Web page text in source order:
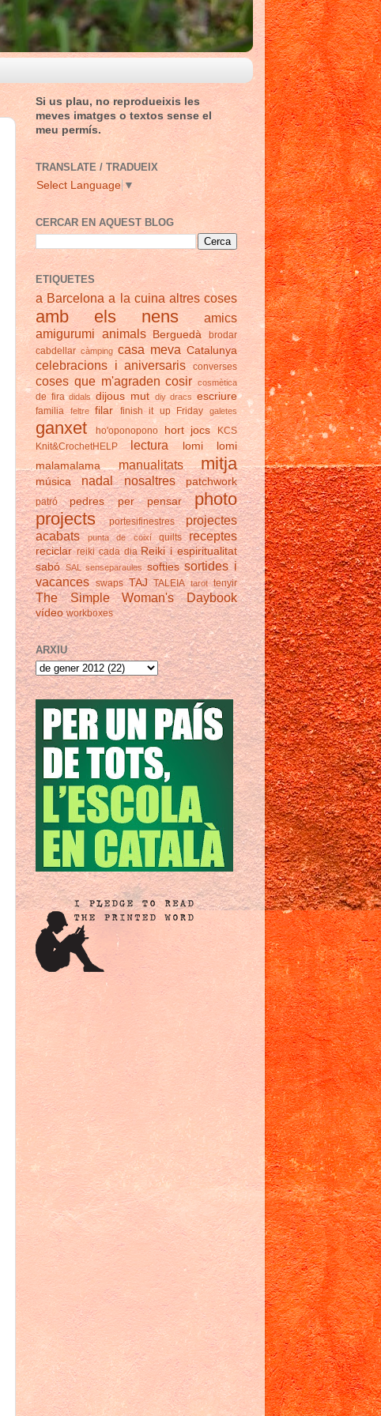
Si us plau, no reprodueixis les
meves imatges o textos sense el
meu permís.
TRANSLATE / TRADUEIX
Select Language ▼
CERCAR EN AQUEST BLOG
ETIQUETES
a Barcelona a la cuina altres coses
amb els nens
amics
amigurumi animals Berguedà
brodar
cabdellar càmping casa meva Catalunya
celebracions i aniversaris converses
coses que m'agraden cosir cosmètica
de fira didals dijous mut diy dracs escriure
familia feltre filar finish it up Friday galetes
ganxet ho'oponopono hort jocs
KCS
Knit&CrochetHELP
lectura
lomi lomi
malamalama
manualitats mitja
música nadal nosaltres patchwork
patró pedres per pensar
photo
projects
portesifinestres
projectes
acabats
punta de coixí quilts receptes
reciclar reiki cada dia Reiki i espiritualitat
sabó SAL senseparaules softies sortides i
vacances swaps TAJ TALEIA tarot tenyir
The Simple Woman's Daybook
vídeo workboxes
ARXIU